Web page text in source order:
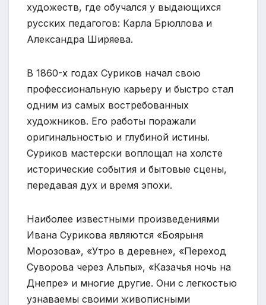
художеств, где обучался у выдающихся
русских педагогов: Карла Брюллова и
Александра Ширяева.
В 1860-х годах Суриков начал свою
профессиональную карьеру и быстро стал
одним из самых востребованных
художников. Его работы поражали
оригинальностью и глубиной истины.
Суриков мастерски воплощал на холсте
исторические события и бытовые сцены,
передавая дух и время эпохи.
Наиболее известными произведениями
Ивана Сурикова являются «Боярыня
Морозова», «Утро в деревне», «Переход
Суворова через Альпы», «Казачья ночь на
Днепре» и многие другие. Они с легкостью
узнаваемы своими живописными